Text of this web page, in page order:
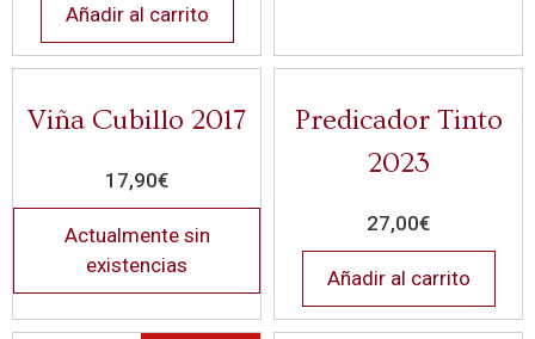
Añadir al carrito
Viña Cubillo 2017
17,90€
Actualmente sin
existencias
Predicador Tinto
2023
27,00€
Añadir al carrito